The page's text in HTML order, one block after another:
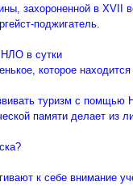
захороненной в XVII
поджигатель.
в сутки
которое
туризм с помщью
памяти делает из
к себе внимание